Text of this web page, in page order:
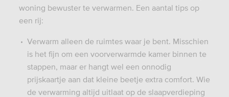
woning bewuster te verwarmen. Een aantal tips op
een rij:
Verwarm alleen de ruimtes waar je bent. Misschien
is het fijn om een voorverwarmde kamer binnen te
stappen, maar er hangt wel een onnodig
prijskaartje aan dat kleine beetje extra comfort. Wie
de verwarming altijd uitlaat op de slaapverdieping